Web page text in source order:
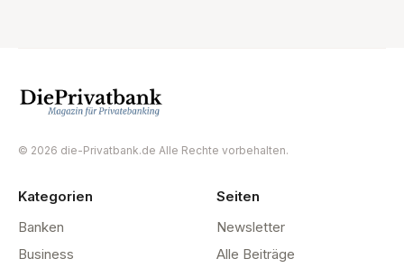
© 2026 die-Privatbank.de Alle Rechte vorbehalten.
Kategorien
Banken
Business
Seiten
Newsletter
Alle Beiträge